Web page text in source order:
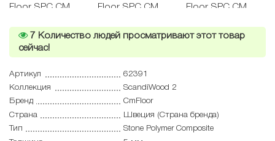
7 Количество людей просматривают этот товар
сейчас!
Артикул
62391
Коллекция
ScandiWood 2
Бренд
CmFloor
Страна
Швеция (Страна бренда)
Тип
Stone Polymer Composite